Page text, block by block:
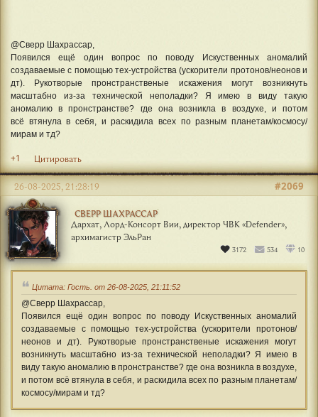
@Сверр Шахрассар,
Появился ещё один вопрос по поводу Искуственных аномалий
создаваемые с помощью тех-устройства (ускорители протонов/неонов и
дт). Рукотворые пронстранственые искажения могут возникнуть
масштабно из-за технической неполадки? Я имею в виду такую
аномалию в пронстранстве? где она возникла в воздухе, и потом
всё втянула в себя, и раскидила всех по разным планетам/космосу/
мирам и тд?
+1 Цитировать
СВЕРР ШАХРАССАР
Дархат, Лорд-Консорт Вии, директор ЧВК «Defender»,
архимагистр ЭльРан
3172 534 10
#2069
26-08-2025, 21:28:19
Цитата: Гость. от 26-08-2025, 21:11:52
@Сверр Шахрассар,
Появился ещё один вопрос по поводу Искуственных аномалий
создаваемые с помощью тех-устройства (ускорители протонов/
неонов и дт). Рукотворые пронстранственые искажения могут
возникнуть масштабно из-за технической неполадки? Я имею в
виду такую аномалию в пронстранстве? где она возникла в воздухе,
и потом всё втянула в себя, и раскидила всех по разным планетам/
космосу/мирам и тд?